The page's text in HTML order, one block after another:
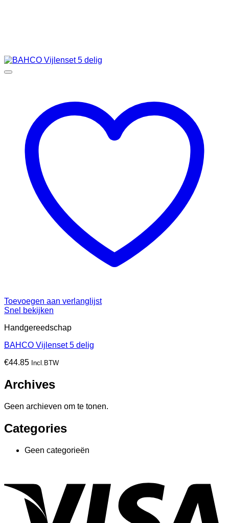
Toevoegen aan verlanglijst
Snel bekijken
Handgereedschap
BAHCO Vijlenset 5 delig
€44.85 Incl.BTW
Archives
Geen archieven om te tonen.
Categories
Geen categorieën